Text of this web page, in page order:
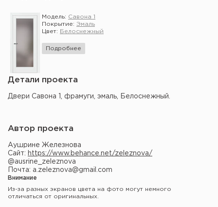
Модель: Савона 1
Покрытие: Эмаль
Цвет:
Белоснежный
Подробнее
Детали проекта
Двери Савона 1, фрамуги, эмаль, Белоснежный.
Автор проекта
Аушрине Железнова
Сайт: https://www.behance.net/zeleznova/
@ausrine_zeleznova
Почта: a.zeleznova@gmail.com
Внимание
Из-за разных экранов цвета на фото могут немного
отличаться от оригинальных.